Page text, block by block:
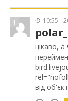
1 10:55
цікаво,
від